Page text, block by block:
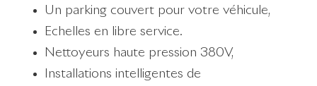
Un parking couvert pour votre véhicule,
Echelles en libre service.
Nettoyeurs haute pression 380V,
Installations intelligentes de